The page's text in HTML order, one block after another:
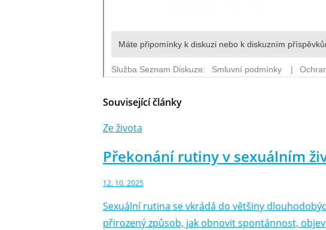
Související články
Ze života
Překonání rutiny v sexuálním
12. 10. 2025
Sexuální rutina se vkrádá do většiny
přirozený způsob, jak obnovit spontánnost,